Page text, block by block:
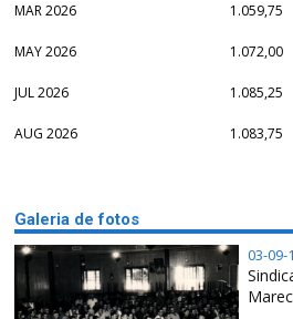
MAR 2026
1.059,75
MAY 2026 1.072,00
JUL 2026 1.085,25
AUG 2026 1.083,75
Galeria de fotos
03-09-